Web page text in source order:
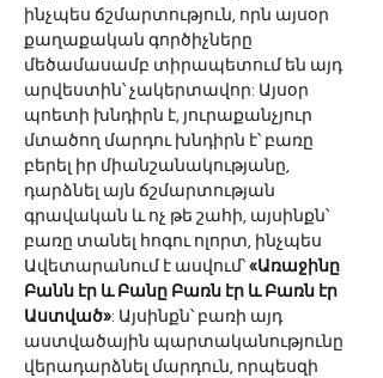
ինչպես ճշմարտություն, որն այսօր
քաղաքական գործիչները
մեծամասամբ տիրապետում են այդ
արվեստին՝ չակերտավոր: Այսօր
պոետի խնդիրն է, յուրաքանչյուր
մտածող մարդու խնդիրն է՝ բառը
բերել իր միանշանակությանը,
դարձնել այն ճշմարտության
գրավական և ոչ թե շահի, այսինքն՝
բառը տանել հոգու ոլորտ, ինչպես
Ավետարանում է ասվում՝ «Առաջինը
Բանն էր և Բանը Բառն էր և Բառն էր
Աստված»: Այսինքն՝ բառի այդ
աստվածային պարտականությունը
վերադարձնել մարդուն, որպեսզի